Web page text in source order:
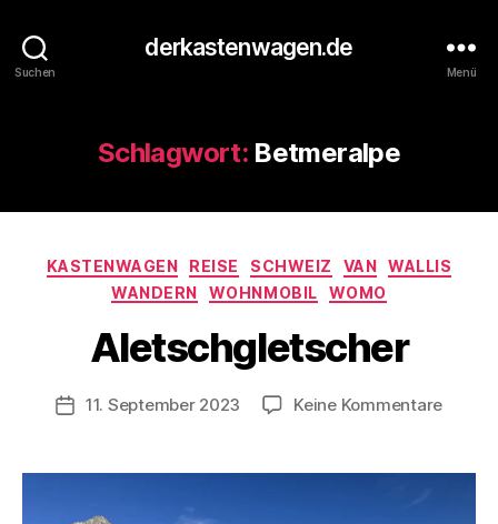
Suchen
derkastenwagen.de
Menü
Schlagwort: Betmeralpe
Kategorien
KASTENWAGEN REISE SCHWEIZ VAN WALLIS
WANDERN
WOHNMOBIL WOMO
Aletschgletscher
Beitragsautor
d
e
K
a
t
Veröffentlichungsdatum
11. September 2023 Keine Kommentarezu